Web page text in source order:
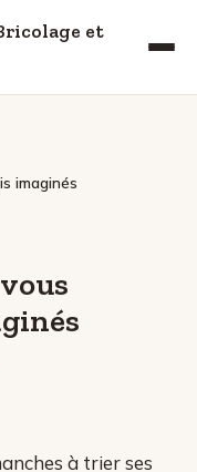
et
imaginés
à trier ses